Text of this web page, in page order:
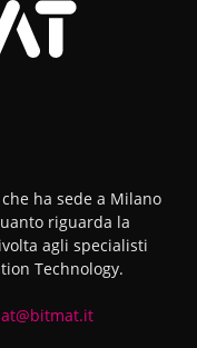
ha sede a Milano
riguarda la
agli specialisti
Technology.